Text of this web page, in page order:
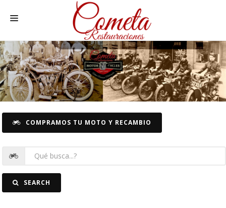
HOME
SPANISH MOTORCYCLES
MOTORCYCLE SPARE PARTS
COMPRAMOS TU MOTO Y RECAMBIO
SEARCH